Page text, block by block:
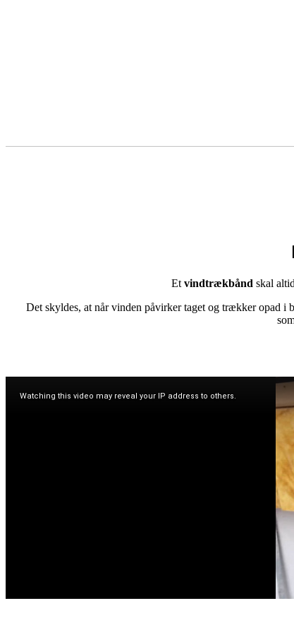
Etvindtrækbåndskal
Det skyldes, at når vinden påvirker taget og trækker opad i